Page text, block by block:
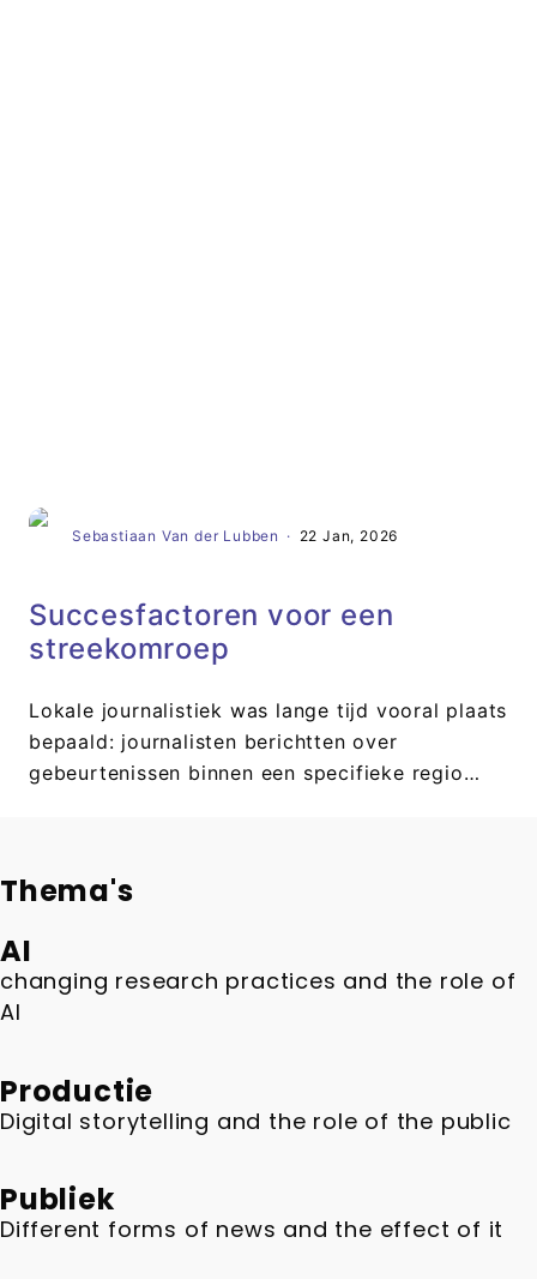
Sebastiaan Van der Lubben · 22 Jan, 2026
Succesfactoren voor een
streekomroep
Lokale journalistiek was lange tijd vooral plaats
bepaald: journalisten berichtten over
gebeurtenissen binnen een specifieke regio…
Thema's
AI
changing research practices and the role of
AI
Productie
Digital storytelling and the role of the public
Publiek
Different forms of news and the effect of it